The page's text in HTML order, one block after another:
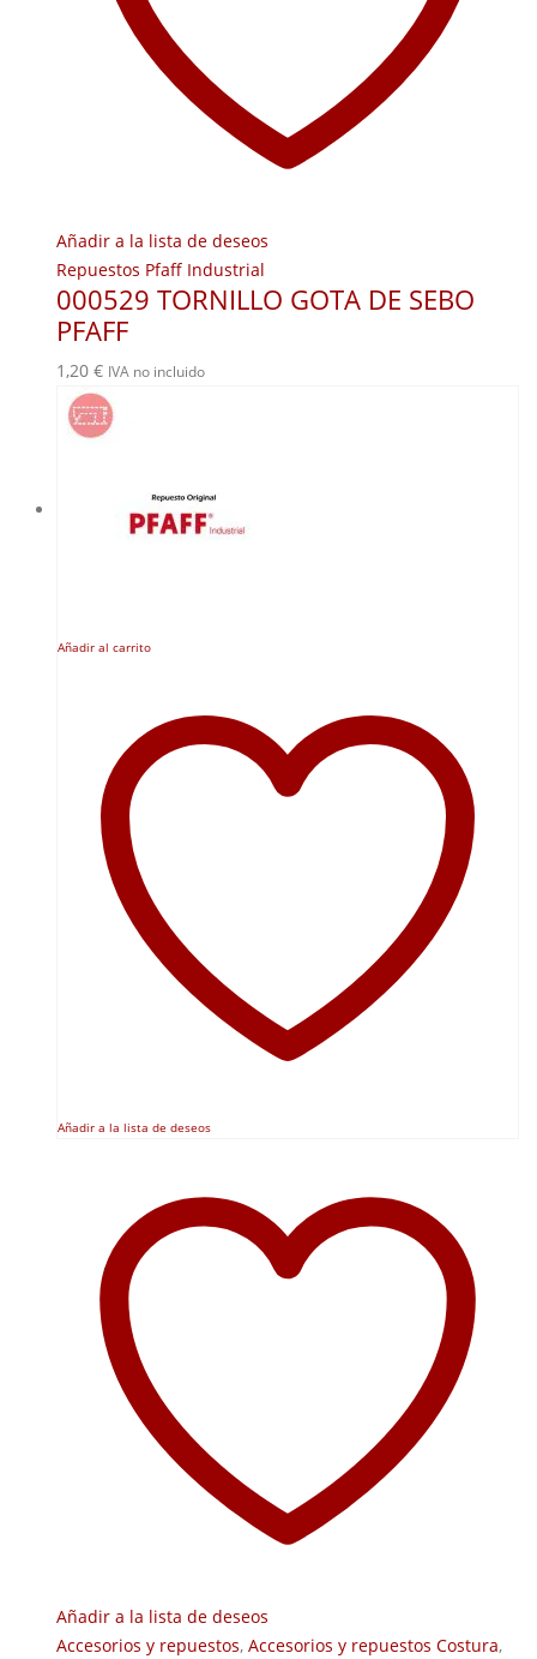
Añadir a la lista de deseos
Repuestos Pfaff Industrial
000529 TORNILLO GOTA DE SEBO
PFAFF
1,20 € IVA no incluido
Añadir al carrito
Añadir a la lista de deseos
Añadir a la lista de deseos
Accesorios y repuestos, Accesorios y repuestos Costura,